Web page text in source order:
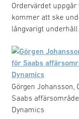
Ordervärdet
kommer att ske
långvarigt
Görgen Johansson,
Saabs affärsområde
Dynamics